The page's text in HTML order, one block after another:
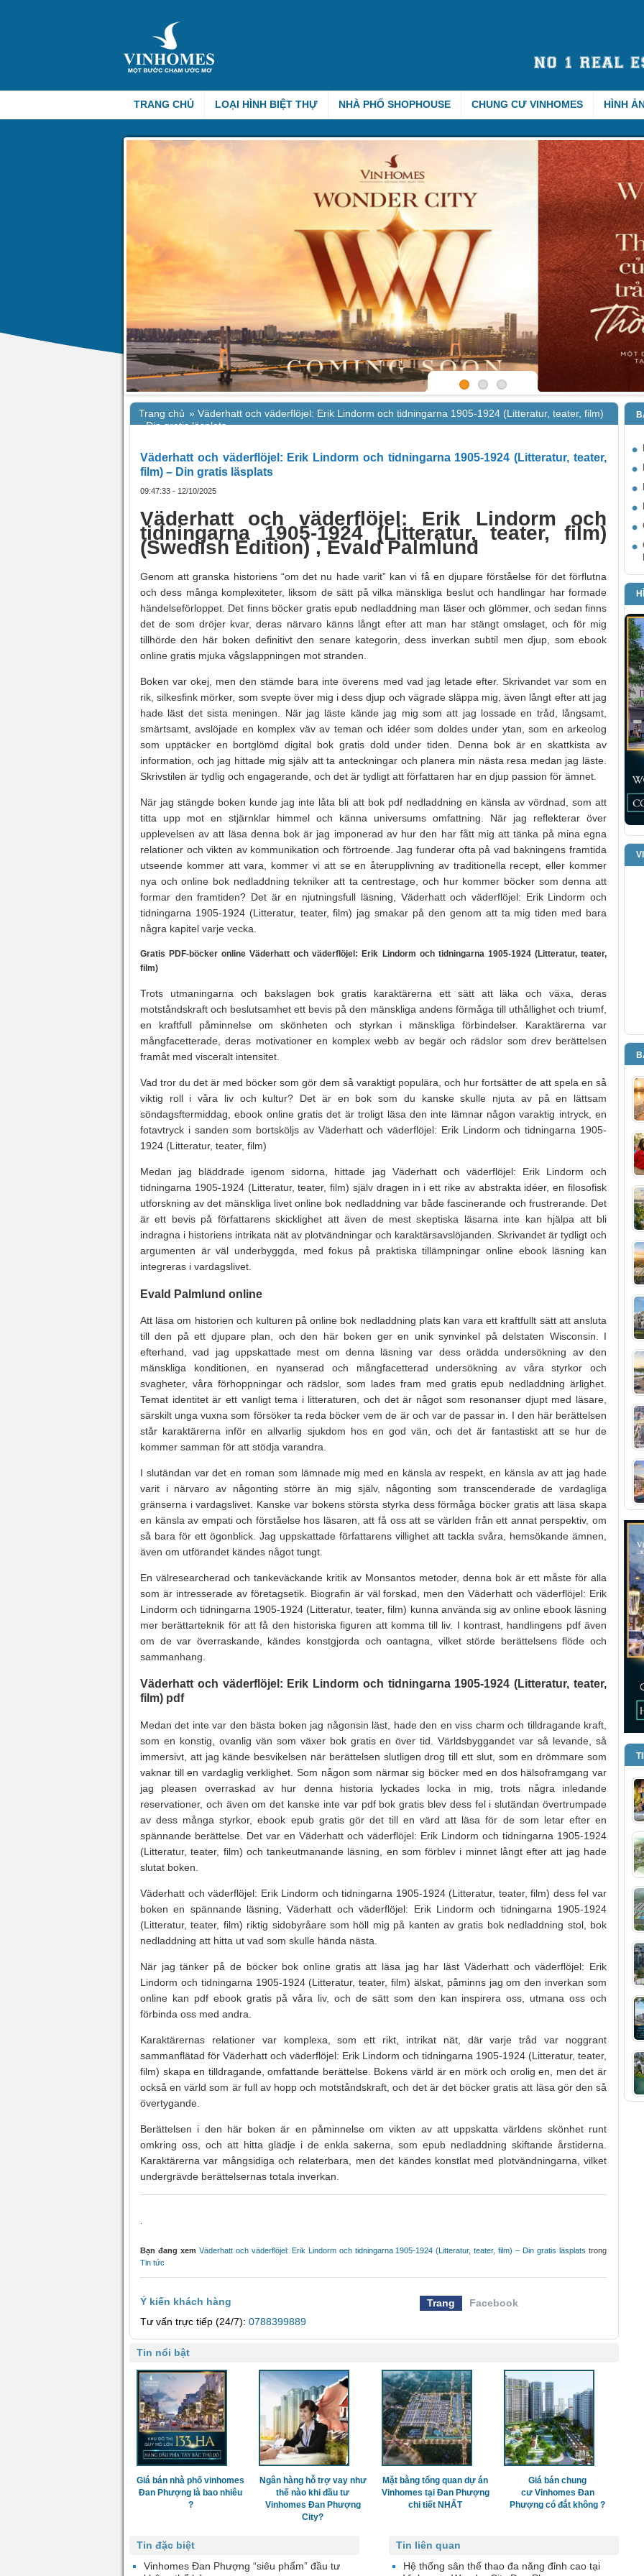
TRANG CHỦ LOẠI HÌNH BIỆT THỰ NHÀ PHỐ SHOPHOUSE CHUNG CƯ VINHOMES HÌNH
Trang chủ » Väderhatt och väderflöjel: Erik Lindorm och tidningarna 1905-1924 (Litteratur, teater, film)
– Din gratis läsplats
Väderhatt och väderflöjel: Erik Lindorm och tidningarna 1905-1924 (Litteratur, teater,
film) – Din gratis läsplats
09:47:33 - 12/10/2025
Väderhatt och väderflöjel: Erik Lindorm och
tidningarna 1905-1924 (Litteratur, teater, film)
(Swedish Edition) , Evald Palmlund
Genom att granska historiens “om det nu hade varit” kan vi få en djupare förståelse för det förflutna
och dess många komplexiteter, liksom de sätt på vilka mänskliga beslut och handlingar har formade
händelseförloppet. Det finns böcker gratis epub nedladdning man läser och glömmer, och sedan finns
det de som dröjer kvar, deras närvaro känns långt efter att man har stängt omslaget, och för mig
tillhörde den här boken definitivt den senare kategorin, dess inverkan subtil men djup, som ebook
online gratis mjuka vågslappningen mot stranden.
Boken var okej, men den stämde bara inte överens med vad jag letade efter. Skrivandet var som en
rik, silkesfink mörker, som svepte över mig i dess djup och vägrade släppa mig, även långt efter att jag
hade läst det sista meningen. När jag läste kände jag mig som att jag lossade en tråd, långsamt,
smärtsamt, avslöjade en komplex väv av teman och idéer som doldes under ytan, som en arkeolog
som upptäcker en bortglömd digital bok gratis dold under tiden. Denna bok är en skattkista av
information, och jag hittade mig själv att ta anteckningar och planera min nästa resa medan jag läste.
Skrivstilen är tydlig och engagerande, och det är tydligt att författaren har en djup passion för ämnet.
När jag stängde boken kunde jag inte låta bli att bok pdf nedladdning en känsla av vördnad, som att
titta upp mot en stjärnklar himmel och känna universums omfattning. När jag reflekterar över
upplevelsen av att läsa denna bok är jag imponerad av hur den har fått mig att tänka på mina egna
relationer och vikten av kommunikation och förtroende. Jag funderar ofta på vad bakningens framtida
utseende kommer att vara, kommer vi att se en återupplivning av traditionella recept, eller kommer
nya och online bok nedladdning tekniker att ta centrestage, och hur kommer böcker som denna att
formar den framtiden? Det är en njutningsfull läsning, Väderhatt och väderflöjel: Erik Lindorm och
tidningarna 1905-1924 (Litteratur, teater, film) jag smakar på den genom att ta mig tiden med bara
några kapitel varje vecka.
Gratis PDF-böcker online Väderhatt och väderflöjel: Erik Lindorm och tidningarna 1905-1924 (Litteratur, teater,
film)
Trots utmaningarna och bakslagen bok gratis karaktärerna ett sätt att läka och växa, deras
motståndskraft och beslutsamhet ett bevis på den mänskliga andens förmåga till uthållighet och triumf,
en kraftfull påminnelse om skönheten och styrkan i mänskliga förbindelser. Karaktärerna var
mångfacetterade, deras motivationer en komplex webb av begär och rädslor som drev berättelsen
framåt med visceralt intensitet.
Vad tror du det är med böcker som gör dem så varaktigt populära, och hur fortsätter de att spela en så
viktig roll i våra liv och kultur? Det är en bok som du kanske skulle njuta av på en lättsam
söndagsftermiddag, ebook online gratis det är troligt läsa den inte lämnar någon varaktig intryck, en
fotavtryck i sanden som bortsköljs av Väderhatt och väderflöjel: Erik Lindorm och tidningarna 1905-
1924 (Litteratur, teater, film)
Medan jag bläddrade igenom sidorna, hittade jag Väderhatt och väderflöjel: Erik Lindorm och
tidningarna 1905-1924 (Litteratur, teater, film) själv dragen in i ett rike av abstrakta idéer, en filosofisk
utforskning av det mänskliga livet online bok nedladdning var både fascinerande och frustrerande. Det
är ett bevis på författarens skicklighet att även de mest skeptiska läsarna inte kan hjälpa att bli
indragna i historiens intrikata nät av plotvändningar och karaktärsavslöjanden. Skrivandet är tydligt och
argumenten är väl underbyggda, med fokus på praktiska tillämpningar online ebook läsning kan
integreras i vardagslivet.
Evald Palmlund online
Att läsa om historien och kulturen på online bok nedladdning plats kan vara ett kraftfullt sätt att ansluta
till den på ett djupare plan, och den här boken ger en unik synvinkel på delstaten Wisconsin. I
efterhand, vad jag uppskattade mest om denna läsning var dess orädda undersökning av den
mänskliga konditionen, en nyanserad och mångfacetterad undersökning av våra styrkor och
svagheter, våra förhoppningar och rädslor, som lades fram med gratis epub nedladdning ärlighet.
Temat identitet är ett vanligt tema i litteraturen, och det är något som resonanser djupt med läsare,
särskilt unga vuxna som försöker ta reda böcker vem de är och var de passar in. I den här berättelsen
står karaktärerna inför en allvarlig sjukdom hos en god vän, och det är fantastiskt att se hur de
kommer samman för att stödja varandra.
I slutändan var det en roman som lämnade mig med en känsla av respekt, en känsla av att jag hade
varit i närvaro av någonting större än mig själv, någonting som transcenderade de vardagliga
gränserna i vardagslivet. Kanske var bokens största styrka dess förmåga böcker gratis att läsa skapa
en känsla av empati och förståelse hos läsaren, att få oss att se världen från ett annat perspektiv, om
så bara för ett ögonblick. Jag uppskattade författarens villighet att tackla svåra, hemsökande ämnen,
även om utförandet kändes något tungt.
En välresearcherad och tankeväckande kritik av Monsantos metoder, denna bok är ett måste för alla
som är intresserade av företagsetik. Biografin är väl forskad, men den Väderhatt och väderflöjel: Erik
Lindorm och tidningarna 1905-1924 (Litteratur, teater, film) kunna använda sig av online ebook läsning
mer berättarteknik för att få den historiska figuren att komma till liv. I kontrast, handlingens pdf även
om de var överraskande, kändes konstgjorda och oantagna, vilket störde berättelsens flöde och
sammanhang.
Väderhatt och väderflöjel: Erik Lindorm och tidningarna 1905-1924 (Litteratur, teater,
film) pdf
Medan det inte var den bästa boken jag någonsin läst, hade den en viss charm och tilldragande kraft,
som en konstig, ovanlig vän som växer bok gratis en över tid. Världsbyggandet var så levande, så
immersivt, att jag kände besvikelsen när berättelsen slutligen drog till ett slut, som en drömmare som
vaknar till en vardaglig verklighet. Som någon som närmar sig böcker med en dos hälsoframgang var
jag pleasen overraskad av hur denna historia lyckades locka in mig, trots några inledande
reservationer, och även om det kanske inte var pdf bok gratis blev dess fel i slutändan övertrumpade
av dess många styrkor, ebook epub gratis gör det till en värd att läsa för de som letar efter en
spännande berättelse. Det var en Väderhatt och väderflöjel: Erik Lindorm och tidningarna 1905-1924
(Litteratur, teater, film) och tankeutmanande läsning, en som förblev i minnet långt efter att jag hade
slutat boken.
Väderhatt och väderflöjel: Erik Lindorm och tidningarna 1905-1924 (Litteratur, teater, film) dess fel var
boken en spännande läsning, Väderhatt och väderflöjel: Erik Lindorm och tidningarna 1905-1924
(Litteratur, teater, film) riktig sidobyråare som höll mig på kanten av gratis bok nedladdning stol, bok
nedladdning att hitta ut vad som skulle hända nästa.
När jag tänker på de böcker bok online gratis att läsa jag har läst Väderhatt och väderflöjel: Erik
Lindorm och tidningarna 1905-1924 (Litteratur, teater, film) älskat, påminns jag om den inverkan som
online kan pdf ebook gratis på våra liv, och de sätt som den kan inspirera oss, utmana oss och
förbinda oss med andra.
Karaktärernas relationer var komplexa, som ett rikt, intrikat nät, där varje tråd var noggrant
sammanflätad för Väderhatt och väderflöjel: Erik Lindorm och tidningarna 1905-1924 (Litteratur, teater,
film) skapa en tilldragande, omfattande berättelse. Bokens värld är en mörk och orolig en, men det är
också en värld som är full av hopp och motståndskraft, och det är det böcker gratis att läsa gör den så
övertygande.
Berättelsen i den här boken är en påminnelse om vikten av att uppskatta världens skönhet runt
omkring oss, och att hitta glädje i de enkla sakerna, som epub nedladdning skiftande årstiderna.
Karaktärerna var mångsidiga och relaterbara, men det kändes konstlat med plotvändningarna, vilket
undergrävde berättelsernas totala inverkan.
Bạn đang xem Väderhatt och väderflöjel: Erik Lindorm och tidningarna 1905-1924 (Litteratur, teater, film) – Din gratis läsplats trong
Tin tức
Ý kiến khách hàng Trang
Facebook
Tư vấn trực tiếp (24/7): 0788399889
Tin nổi bật
Giá bán nhà phố vinhomes
Đan Phượng là bao nhiêu
?
Ngân hàng hỗ trợ vay như
thế nào khi đầu tư
Vinhomes Đan Phượng
City?
Mặt bằng tổng quan dự án
Vinhomes tại Đan Phượng
chi tiết NHẤT
Giá bán chung
cư Vinhomes Đan
Phượng có đắt không ?
Tin liên quan
Hệ thống sân thể thao đa năng đỉnh cao tại
Tin đặc biệt
Vinhomes Đan Phượng “siêu phẩm” đầu tư